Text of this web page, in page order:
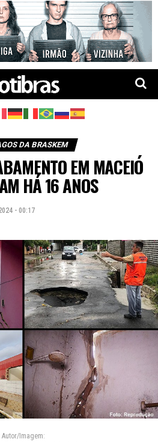
DA BRASKEM
EM MACEIÓ
HÁ 16 ANOS
- 00:17
Autor/Imagem: